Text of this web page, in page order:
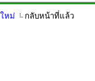
หม่ กลับหน้าที่แล้ว